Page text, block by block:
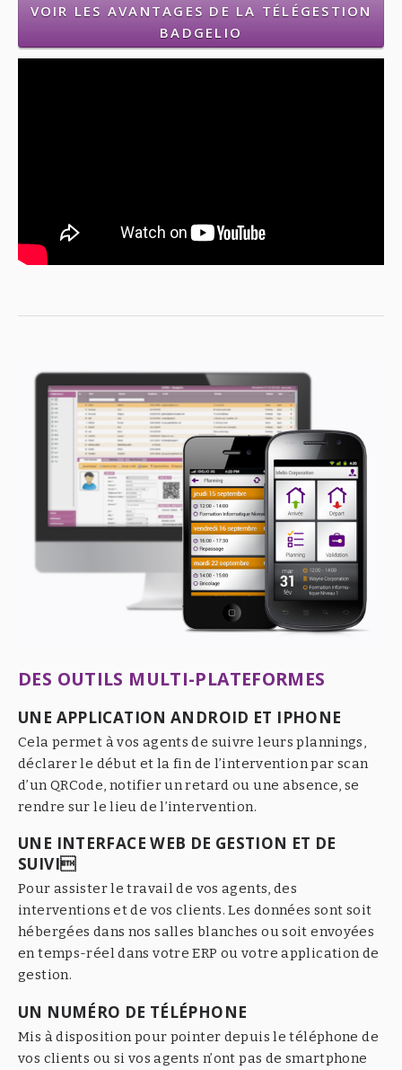
VOIR LES AVANTAGES DE LA TÉLÉGESTION
BADGELIO
DES OUTILS MULTI-PLATEFORMES
UNE APPLICATION ANDROID ET IPHONE
Cela permet à vos agents de suivre leurs plannings,
déclarer le début et la fin de l’intervention par scan
d’un QRCode, notifier un retard ou une absence, se
rendre sur le lieu de l’intervention.
UNE INTERFACE WEB DE GESTION ET DE
SUIVI
Pour assister le travail de vos agents, des
interventions et de vos clients. Les données sont soit
hébergées dans nos salles blanches ou soit envoyées
en temps-réel dans votre ERP ou votre application de
gestion.
UN NUMÉRO DE TÉLÉPHONE
Mis à disposition pour pointer depuis le téléphone de
vos clients ou si vos agents n’ont pas de smartphone